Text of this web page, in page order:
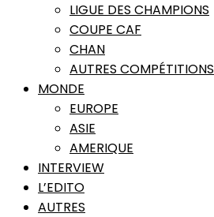
LIGUE DES CHAMPIONS
COUPE CAF
CHAN
AUTRES COMPÉTITIONS
MONDE
EUROPE
ASIE
AMERIQUE
INTERVIEW
L’EDITO
AUTRES